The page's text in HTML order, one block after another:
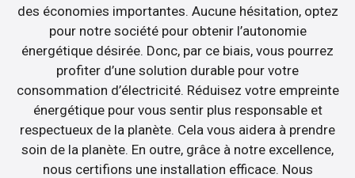
des économies importantes. Aucune hésitation, optez
pour notre société pour obtenir l’autonomie
énergétique désirée. Donc, par ce biais, vous pourrez
profiter d’une solution durable pour votre
consommation d’électricité. Réduisez votre empreinte
énergétique pour vous sentir plus responsable et
respectueux de la planète. Cela vous aidera à prendre
soin de la planète. En outre, grâce à notre excellence,
nous certifions une installation efficace. Nous